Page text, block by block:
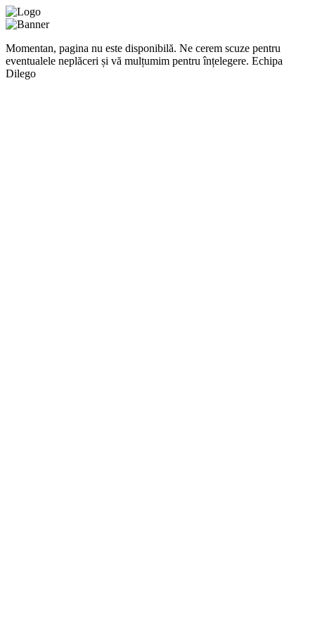
Momentan, pagina nu este disponibilă. Ne cerem scuze pentru
eventualele neplăceri și vă mulțumim pentru înțelegere. Echipa
Dilego